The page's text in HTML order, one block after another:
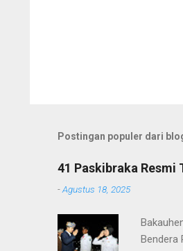
Postingan populer dari
41 Paskibraka Resmi
-Agustus 18, 2025
Bendera